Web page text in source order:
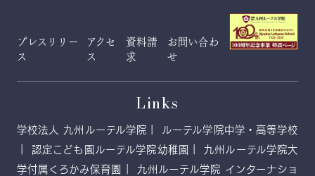
プレスリリー
ス
アクセ
ス
資料請
求
お問い合わ
せ
Links
学校法人 九州ルーテル学院
ルーテル学院中学・高等学校
認定こども園ルーテル学院幼稚園
九州ルーテル学院大
学付属くろかみ保育園
九州ルーテル学院 インターナショ